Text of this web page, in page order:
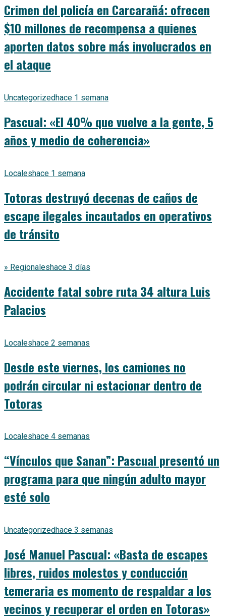
Crimen del policía en Carcarañá: ofrecen
$10 millones de recompensa a quienes
aporten datos sobre más involucrados en
el ataque
Uncategorized hace 1 semana
Pascual: «El 40% que vuelve a la gente, 5
años y medio de coherencia»
Localeshace 1 semana
Totoras destruyó decenas de caños de
escape ilegales incautados en operativos
de tránsito
» Regionaleshace 3 días
Accidente fatal sobre ruta 34 altura Luis
Palacios
Localeshace 2 semanas
Desde este viernes, los camiones no
podrán circular ni estacionar dentro de
Totoras
Localeshace 4 semanas
“Vínculos que Sanan”: Pascual presentó un
programa para que ningún adulto mayor
esté solo
Uncategorized hace 3 semanas
José Manuel Pascual: «Basta de escapes
libres, ruidos molestos y conducción
temeraria es momento de respaldar a los
vecinos y recuperar el orden en Totoras»